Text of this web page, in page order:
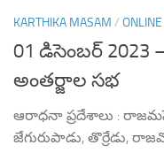
KARTHIKA MASAM / ONLINE
01 డిసెంబర్
అంతర్జాల సభ
ఆరాధనా ప్రదేశాలు :
జేగురుపాడు, తొర్రేడు,